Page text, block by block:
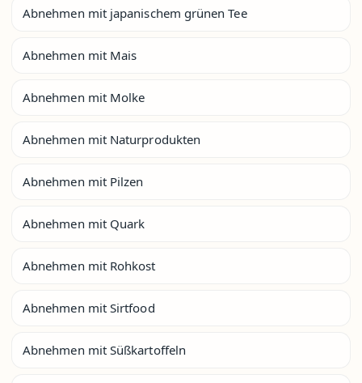
Abnehmen mit japanischem grünen Tee
Abnehmen mit Mais
Abnehmen mit Molke
Abnehmen mit Naturprodukten
Abnehmen mit Pilzen
Abnehmen mit Quark
Abnehmen mit Rohkost
Abnehmen mit Sirtfood
Abnehmen mit Süßkartoffeln